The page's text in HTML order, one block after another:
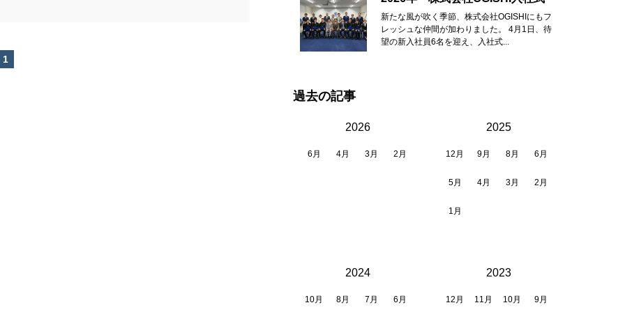
1
新たな風が吹く季節、株式会社OGISHIにもフ
レッシュな仲間が加わりました。 4月1日、待
望の新入社員6名を迎え、入社式...
過去の記事
2026
6月 4月 3月 2月
2025
12月 9月 8月 6月
5月 4月 3月 2月
1月
2024
10月 8月 7月 6月
2023
12月 11月 10月 9月